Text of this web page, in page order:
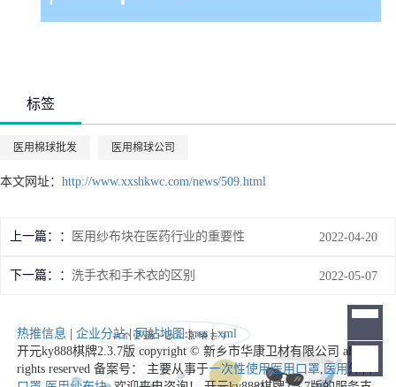
标签
医用棉球批发 医用棉球公司
本文网址： http://www.xxshkwc.com/news/509.html
上一篇： 医用纱布块在医药行业的重要性 2022-04-20
下一篇： 洗手衣和手术衣的区别 2022-05-07
热推信息 企业分站|网站地图|rss|xml
开元ky888棋牌2.3.7版 copyright © 新乡市华康卫材有限公司 all
rights reserved 备案号： 主要从事于一次性使用医用口罩, 医用外科